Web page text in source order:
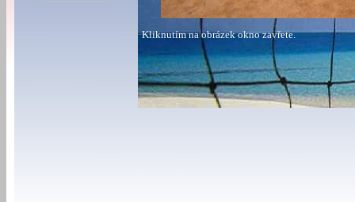
Kliknutím na obrázek okno zavřete.